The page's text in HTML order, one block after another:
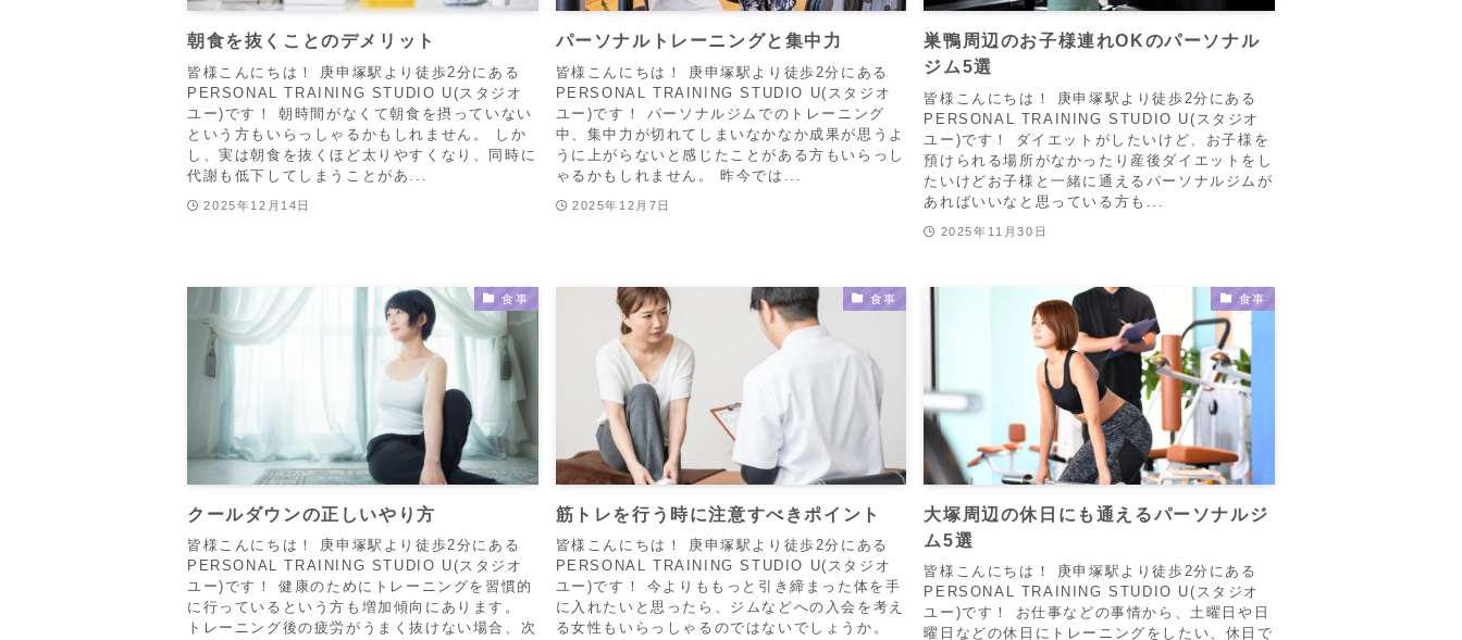
朝食を抜くことのデメリット
皆様こんにちは！ 庚申塚駅より徒歩2分にある
PERSONAL TRAINING STUDIO U(スタジオ
ユー)です！ 朝時間がなくて朝食を摂っていない
という方もいらっしゃるかもしれません。 しか
し、実は朝食を抜くほど太りやすくなり、同時に
代謝も低下してしまうことがあ...
2025年12月14日
パーソナルトレーニングと集中力
皆様こんにちは！ 庚申塚駅より徒歩2分にある
PERSONAL TRAINING STUDIO U(スタジオ
ユー)です！ パーソナルジムでのトレーニング
中、集中力が切れてしまいなかなか成果が思うよ
うに上がらないと感じたことがある方もいらっし
ゃるかもしれません。 昨今では...
2025年12月7日
巣鴨周辺のお子様連れOKのパーソナル
ジム5選
皆様こんにちは！ 庚申塚駅より徒歩2分にある
PERSONAL TRAINING STUDIO U(スタジオ
ユー)です！ ダイエットがしたいけど、お子様を
預けられる場所がなかったり産後ダイエットをし
たいけどお子様と一緒に通えるパーソナルジムが
あればいいなと思っている方も...
2025年11月30日
食事
クールダウンの正しいやり方
皆様こんにちは！ 庚申塚駅より徒歩2分にある
PERSONAL TRAINING STUDIO U(スタジオ
ユー)です！ 健康のためにトレーニングを習慣的
に行っているという方も増加傾向にあります。
トレーニング後の疲労がうまく抜けない場合、次
食事
筋トレを行う時に注意すべきポイント
皆様こんにちは！ 庚申塚駅より徒歩2分にある
PERSONAL TRAINING STUDIO U(スタジオ
ユー)です！ 今よりももっと引き締まった体を手
に入れたいと思ったら、ジムなどへの入会を考え
る女性もいらっしゃるのではないでしょうか。
食事
大塚周辺の休日にも通えるパーソナルジ
ム5選
皆様こんにちは！ 庚申塚駅より徒歩2分にある
PERSONAL TRAINING STUDIO U(スタジオ
ユー)です！ お仕事などの事情から、土曜日や日
曜日などの休日にトレーニングをしたい、休日で